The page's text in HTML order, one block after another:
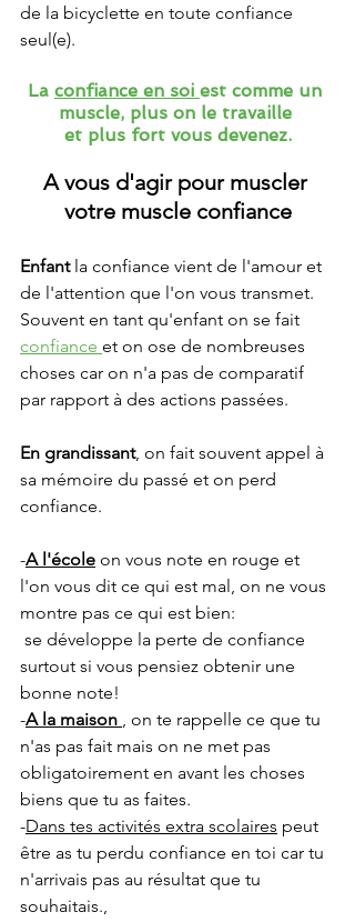
de la bicyclette en toute confiance
seul(e).
La confiance en soi est comme un
muscle, plus on le travaille
et plus fort vous devenez.
A vous d'agir pour muscler
votre muscle confiance
Enfant la confiance vient de l'amour et
de l'attention que l'on vous transmet.
Souvent en tant qu'enfant on se fait
confiance et on ose de nombreuses
choses car on n'a pas de comparatif
par rapport à des actions passées.
En grandissant, on fait souvent appel à
sa mémoire du passé et on perd
confiance.
-A l'école on vous note en rouge et
l'on vous dit ce qui est mal, on ne vous
montre pas ce qui est bien:
surtout si vous pensiez obtenir une
bonne note!
-A la maison , on te rappelle ce que tu
n'as pas fait mais on ne met pas
obligatoirement en avant les choses
biens que tu as faites.
-Dans tes activités extra scolaires peut
être as tu perdu confiance en toi car tu
n'arrivais pas au résultat que tu
souhaitais.,